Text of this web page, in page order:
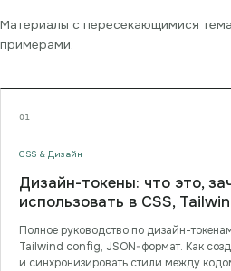
Материалы с пересекающимися
примерами.
01
CSS & Дизайн
Дизайн-токены: что это,
использовать в CSS,
Полное руководство по дизайн-
Tailwind config, JSON-формат. Как
и синхронизировать стили между